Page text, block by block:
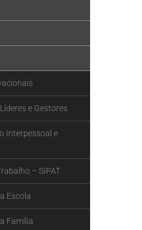
e Gestores
Interpessoal e
– SIPAT
Escola
Família